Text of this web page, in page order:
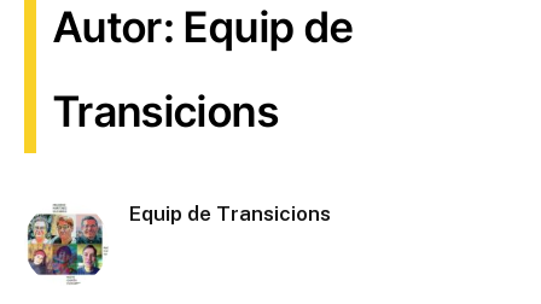
Autor: Equip de
Transicions
Equip de Transicions